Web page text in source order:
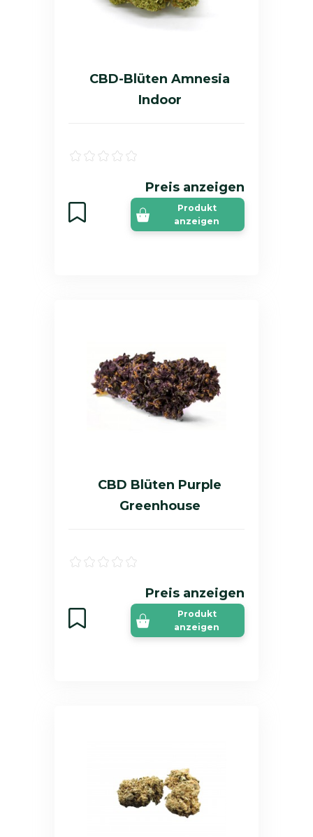
CBD-Blüten Amnesia
Indoor
Preis anzeigen
Produkt
anzeigen
CBD Blüten Purple
Greenhouse
Preis anzeigen
Produkt
anzeigen